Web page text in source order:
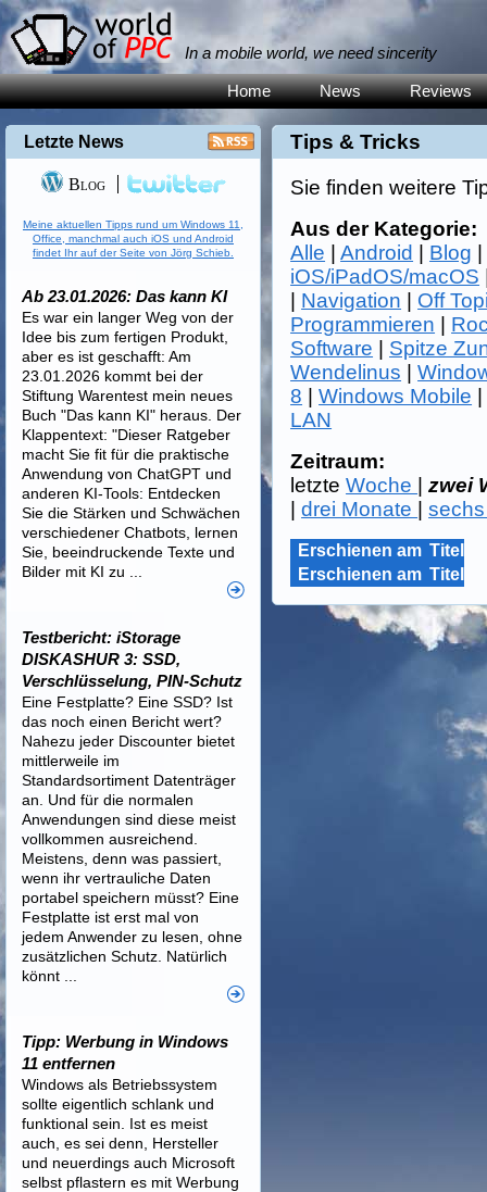
In a mobile world, we need sincerity
Home News Reviews
Tips & Tricks
Sie finden weitere
Aus der Kategorie:
Alle |Android Blog
iOS/iPadOS/macOS
Navigation
Off
Programmieren
Software
Spitze
Wendelinus |
8 |Windows Mobile
LAN
Zeitraum:
letzteWoche |zwei
|drei Monate |
Erschienen am Titel
Erschienen am Titel
Letzte News
Blog
Meine aktuellen Tipps rund um Windows 11,
Office, manchmal auch iOS und Android
findet Ihr auf der Seite von Jörg Schieb.
Ab 23.01.2026: Das kann KI
Es war ein langer Weg von der
Idee bis zum fertigen Produkt,
aber es ist geschafft: Am
23.01.2026 kommt bei der
Stiftung Warentest mein neues
Buch "Das kann KI" heraus. Der
Klappentext: "Dieser Ratgeber
macht Sie fit für die praktische
Anwendung von ChatGPT und
anderen KI-Tools: Entdecken
Sie die Stärken und Schwächen
verschiedener Chatbots, lernen
Sie, beeindruckende Texte und
Bilder mit KI zu ...
Testbericht: iStorage
DISKASHUR 3: SSD,
Verschlüsselung, PIN-Schutz
Eine Festplatte? Eine SSD? Ist
das noch einen Bericht wert?
Nahezu jeder Discounter bietet
mittlerweile im
Standardsortiment Datenträger
an. Und für die normalen
Anwendungen sind diese meist
vollkommen ausreichend.
Meistens, denn was passiert,
wenn ihr vertrauliche Daten
portabel speichern müsst? Eine
Festplatte ist erst mal von
jedem Anwender zu lesen, ohne
zusätzlichen Schutz. Natürlich
könnt ...
Tipp: Werbung in Windows
11 entfernen
Windows als Betriebssystem
sollte eigentlich schlank und
funktional sein. Ist es meist
auch, es sei denn, Hersteller
und neuerdings auch Microsoft
selbst pflastern es mit Werbung